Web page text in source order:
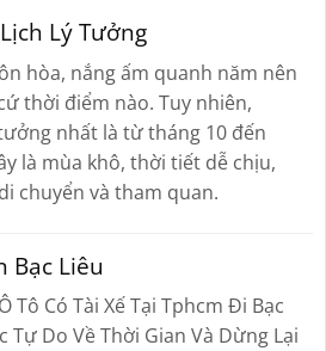
Lý Tưởng
hòa, nắng ấm quanh năm nên
thời điểm nào. Tuy nhiên,
nhất là từtháng 10 đến
là mùa khô, thời tiết dễ chịu,
chuyển và tham quan.
Bạc Liêu
Tô Có Tài Xế Tại Tphcm Đi Bạc
Tự Do Về Thời Gian Và Dừng Lại